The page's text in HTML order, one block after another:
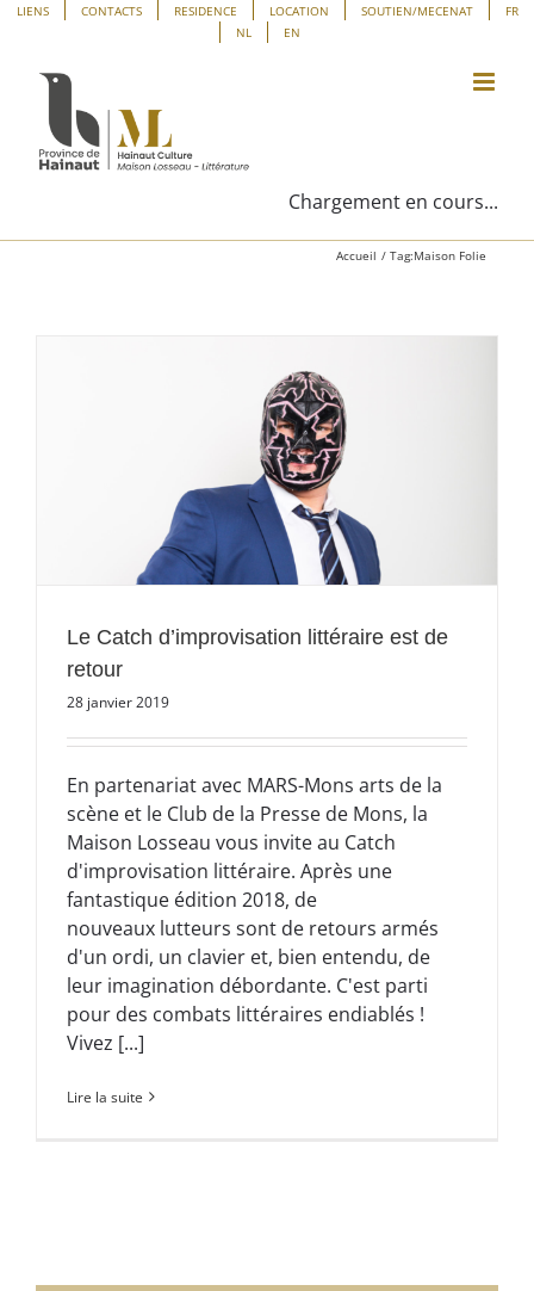
Panneau de gestion des cookies
Passer
contenu
LIENS CONTACTS RESIDENCE LOCATION SOUTIEN/MECENAT
FR
NL
EN
Chargement en cours...
Accueil Tag:Maison Folie
Le Catch d’improvisation littéraire est de
retour
28 janvier 2019
En partenariat avec MARS-Mons arts de la
scène et le Club de la Presse de Mons, la
Maison Losseau vous invite au Catch
d'improvisation littéraire. Après une
fantastique édition 2018, de
nouveaux lutteurs sont de retours armés
d'un ordi, un clavier et, bien entendu, de
leur imagination débordante. C'est parti
pour des combats littéraires endiablés !
Vivez [...]
Lire la suite